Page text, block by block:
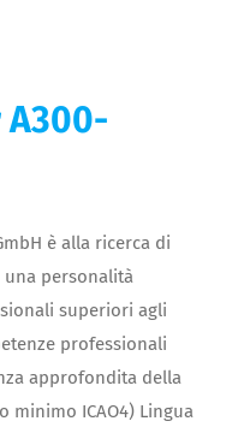
A300-
è alla ricerca di
una personalità
superiori agli
professionali
approfondita della
minimo ICAO4) Lingua